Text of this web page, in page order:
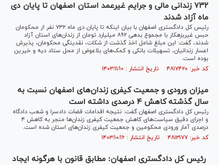
۷۳۲ زندانی مالی و جرایم غیرعمد استان اصفهان تا پایان دی
ماه آزاد شدند
رئیس کل دادگستری اصفهان با بیان اینکه تا پایان دی ماه ۷۳۲ نفر از محکومان
حبس غیربزهکار با مجموع بدهی ۸۹۲ میلیارد تومان از زندان‌های استان آزاد
شدند، گفت: این مبلغ شامل اخذ گذشت از شکات، نقدینگی محکومان، پذیرش
اعسار زندانیان، تسهیلات بانکی و کمک‌های بلاعوض از محل ستاد دیه و خیرین
بوده است.
کد خبر: ۴۸۱۷۴۲۰ تاریخ انتشار : ۱۴۰۳/۱۱/۱۰
میزان ورودی و جمعیت کیفری زندان‌های اصفهان نسبت به
سال گذشته کاهش ۴ درصدی داشته است
رئیس کل دادگستری اصفهان گفت: نتیجه اقدامات قضات دادسرا و شعب دادگاه
و اجرای دقیق سیاست‌های کاهش جمعیت کیفری زندان‌ها منجر به کاهش ۴
درصدی آمار ورودی محکومین و جمعیت کیفری زندان‌های استان شده است.
کد خبر: ۴۸۱۳۱۷۷ تاریخ انتشار : ۱۴۰۳/۱۰/۱۶
رئیس کل دادگستری اصفهان: مطابق قانون با هرگونه ایجاد